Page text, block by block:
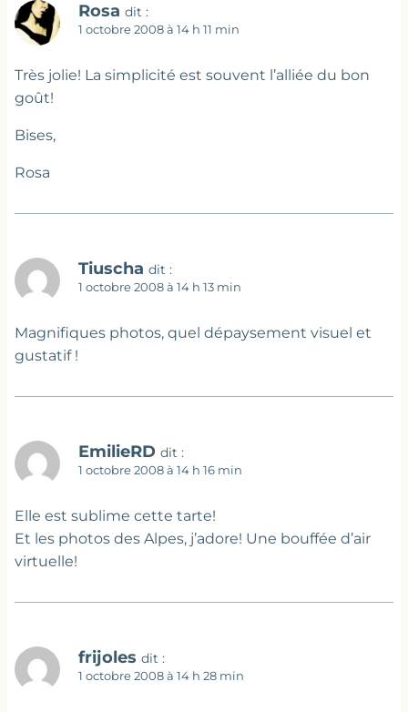
Rosa dit :
1 octobre 2008 à 14 h 11 min
Très jolie! La simplicité est souvent l’alliée du bon
goût!
Bises,
Rosa
Tiuscha dit :
1 octobre 2008 à 14 h 13 min
Magnifiques photos, quel dépaysement visuel et
gustatif !
EmilieRD dit :
1 octobre 2008 à 14 h 16 min
Elle est sublime cette tarte!
Et les photos des Alpes, j’adore! Une bouffée d’air
virtuelle!
frijoles dit :
1 octobre 2008 à 14 h 28 min